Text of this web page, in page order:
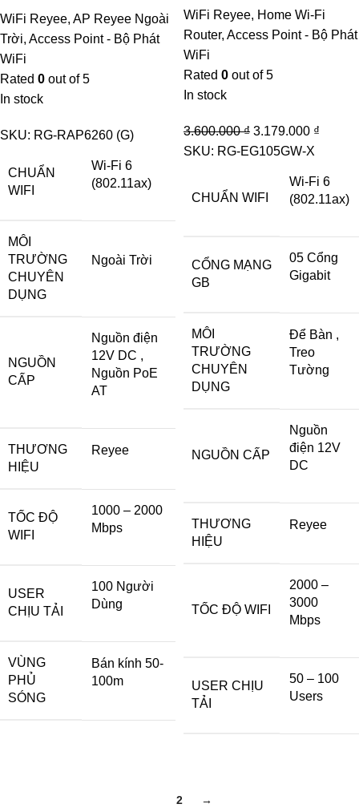
WiFi Reyee, AP Reyee Ngoài
Trời, Access Point - Bộ Phát
WiFi
Rated 0 out of 5
In stock
SKU: RG-RAP6260 (G)
CHUẨN
WIFI
Wi-Fi 6
(802.11ax)
MÔI
TRƯỜNG
CHUYÊN
DỤNG
Ngoài Trời
NGUỒN
CẤP
Nguồn điện
12V DC ,
Nguồn PoE
AT
THƯƠNG
HIỆU
Reyee
TỐC ĐỘ
WIFI
1000 – 2000
Mbps
USER
CHỊU TẢI
100 Người
Dùng
VÙNG
PHỦ
SÓNG
Bán kính 50-
100m
WiFi Reyee, Home Wi-Fi
Router, Access Point - Bộ Phát
WiFi
Rated 0 out of 5
In stock
3.600.000₫ Original
price
3.600.000 ₫.
3.179.000 ₫
SKU: RG-EG105GW-X
CHUẨN WIFI
Wi-Fi 6
(802.11ax)
CỔNG MẠNG
GB
05 Cổng
Gigabit
MÔI
TRƯỜNG
CHUYÊN
DỤNG
Để Bàn ,
Treo
Tường
NGUỒN CẤP
Nguồn
điện 12V
DC
THƯƠNG
HIỆU
Reyee
TỐC ĐỘ WIFI
2000 –
3000
Mbps
USER CHỊU
TẢI
50 – 100
Users
2 →